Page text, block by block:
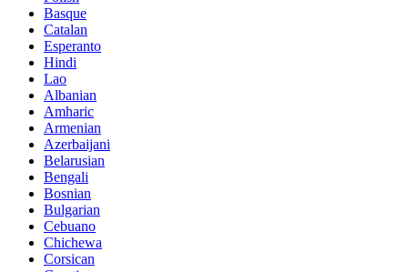
Basque
Catalan
Esperanto
Hindi
Lao
Albanian
Amharic
Armenian
Azerbaijani
Belarusian
Bengali
Bosnian
Bulgarian
Cebuano
Chichewa
Corsican